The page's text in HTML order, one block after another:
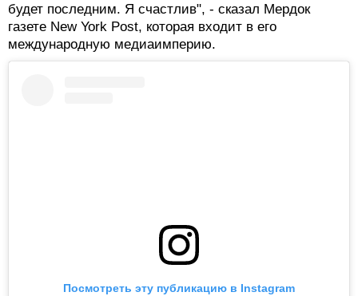
будет последним. Я счастлив", - сказал Мердок
газете New York Post, которая входит в его
международную медиаимперию.
Посмотреть эту публикацию в Instagram